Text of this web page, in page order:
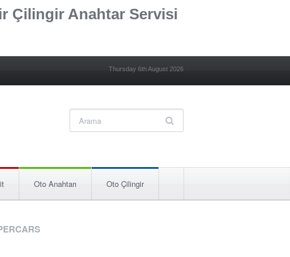
Çilingir Anahtar Servisi
Thursday 6th August 2026
Oto Anahtarı Oto Çilingir